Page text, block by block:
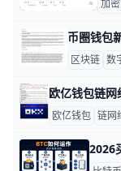
加
区块链 数
欧亿钱包 链网